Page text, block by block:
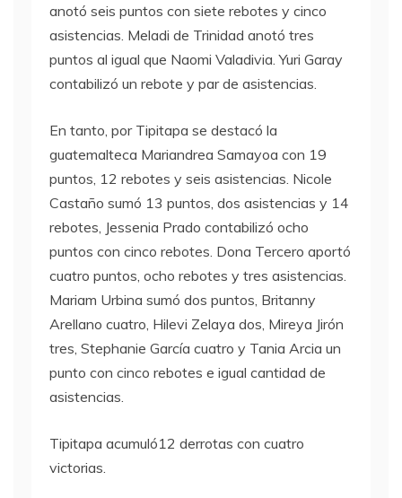
anotó seis puntos con siete rebotes y cinco
asistencias. Meladi de Trinidad anotó tres
puntos al igual que Naomi Valadivia. Yuri Garay
contabilizó un rebote y par de asistencias.
En tanto, por Tipitapa se destacó la
guatemalteca Mariandrea Samayoa con 19
puntos, 12 rebotes y seis asistencias. Nicole
Castaño sumó 13 puntos, dos asistencias y 14
rebotes, Jessenia Prado contabilizó ocho
puntos con cinco rebotes. Dona Tercero aportó
cuatro puntos, ocho rebotes y tres asistencias.
Mariam Urbina sumó dos puntos, Britanny
Arellano cuatro, Hilevi Zelaya dos, Mireya Jirón
tres, Stephanie García cuatro y Tania Arcia un
punto con cinco rebotes e igual cantidad de
asistencias.
Tipitapa acumuló12 derrotas con cuatro
victorias.